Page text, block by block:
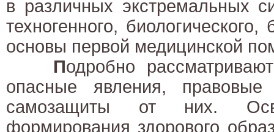
в различных экстремальных
техногенного,
основы первой медицинской
Подробно
опасные явления,
самозащиты от них.
формирования здорового